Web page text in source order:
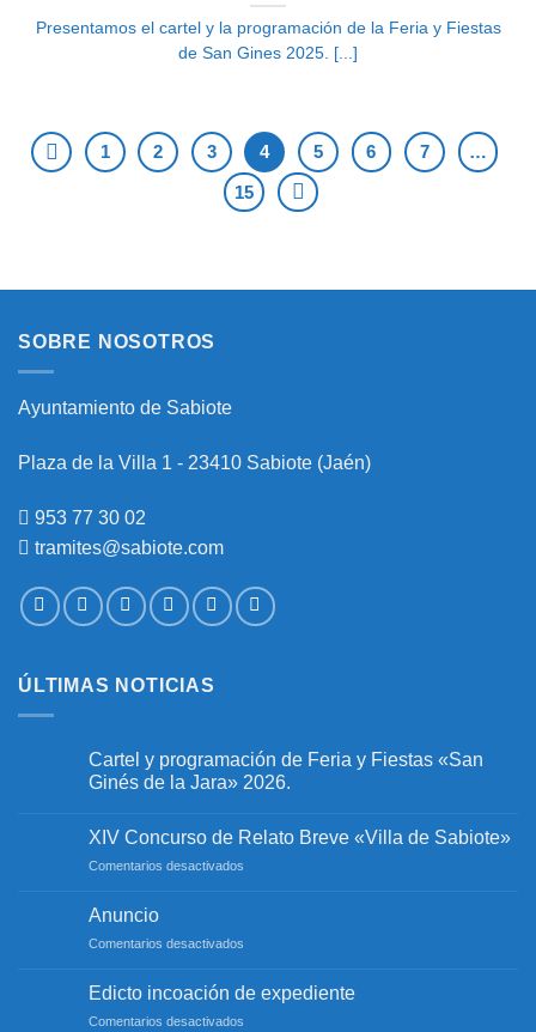
Presentamos el cartel y la programación de la Feria y Fiestas
de San Gines 2025. [...]
1 2 3 4 5 6 7
…
15
SOBRE NOSOTROS
Ayuntamiento de Sabiote
Plaza de la Villa 1 - 23410 Sabiote (Jaén)
953 77 30 02
tramites@sabiote.com
ÚLTIMAS NOTICIAS
Cartel y programación de Feria y Fiestas «San
Ginés de la Jara» 2026.
comentarios
Cartel
de
y
Ginés
la
XIV Concurso de Relato Breve «Villa de Sabiote»
Comentarios desactivados
«Villa
Anuncio
Comentarios desactivados
Edicto incoación de expediente
Comentarios desactivados